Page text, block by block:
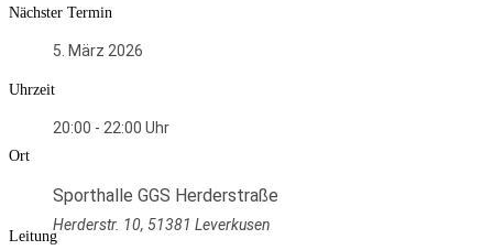
Nächster Termin
5. März 2026
Uhrzeit
20:00 - 22:00
Ort
Sporthalle GGS Herderstraße
Herderstr. 10, 51381 Leverkusen
Leitung